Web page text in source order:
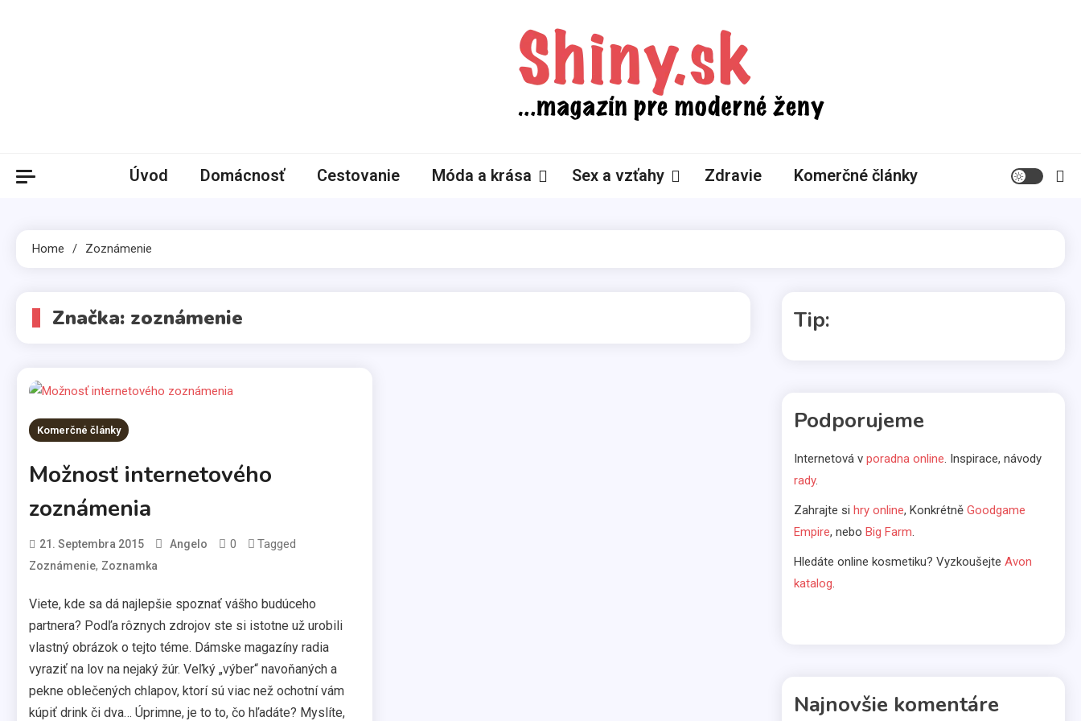
Úvod Domácnosť Cestovanie Móda a krása Sex a vzťahy Zdravie Komerčné články
Home Zoznámenie
Značka: zoznámenie
Komerčné články
Možnosť internetového
zoznámenia
21. Septembra 2015 Angelo 0 Tagged
Zoznámenie, Zoznamka
Viete, kde sa dá najlepšie spoznať vášho budúceho
partnera? Podľa rôznych zdrojov ste si istotne už urobili
vlastný obrázok o tejto téme. Dámske magazíny radia
vyraziť na lov na nejaký žúr. Veľký „výber“ navoňaných a
pekne oblečených chlapov, ktorí sú viac než ochotní vám
kúpiť drink či dva… Úprimne, je to to, čo hľadáte? Myslíte,
Tip:
1
Aká pôžička je najlepšia
Životný štýl
Všetci máme svoje slabosti
Vo svetle reflektorov
Podporujeme
Internetová v poradna online. Inspirace, návody
rady.
Zahrajte si hry online, Konkrétně Goodgame
Empire, nebo Big Farm.
Hledáte online kosmetiku? Vyzkoušejte Avon
katalog.
Najnovšie komentáre